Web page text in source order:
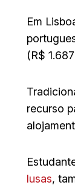
Em
(R$
recurso
lusas,